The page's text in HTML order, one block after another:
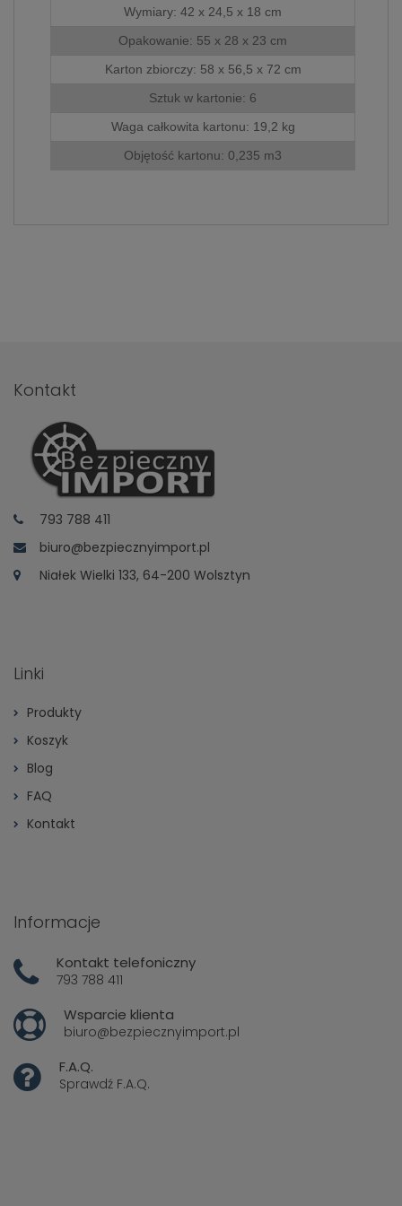
Wymiary: 42 x 24,5 x 18 cm
Opakowanie: 55 x 28 x 23 cm
Karton zbiorczy: 58 x 56,5 x 72 cm
Sztuk w kartonie: 6
Waga całkowita kartonu: 19,2 kg
Objętość kartonu: 0,235 m3
Kontakt
793 788 411
biuro@bezpiecznyimport.pl
Niałek Wielki 133, 64-200 Wolsztyn
Linki
Produkty
Koszyk
Blog
FAQ
Kontakt
Informacje
Kontakt telefoniczny
793 788 411
Wsparcie klienta
biuro@bezpiecznyimport.pl
F.A.Q.
Sprawdź F.A.Q.
786 498.